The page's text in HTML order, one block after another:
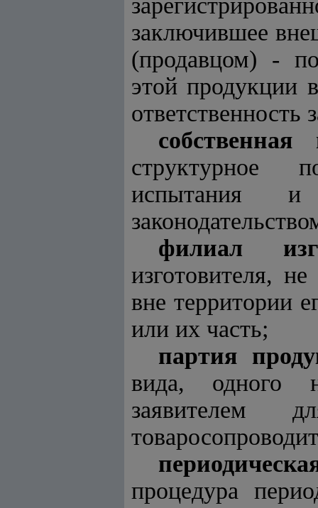
заключившее
(продавцом) -
этой продукции
ответственность
собственная
структурное
испытания и
филиал
изготовителя,
вне территории
или их часть;
партия
вида, одного
заявителем
процедура